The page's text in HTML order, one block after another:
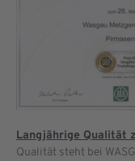
Langjährige Qualität
Qualität steht bei